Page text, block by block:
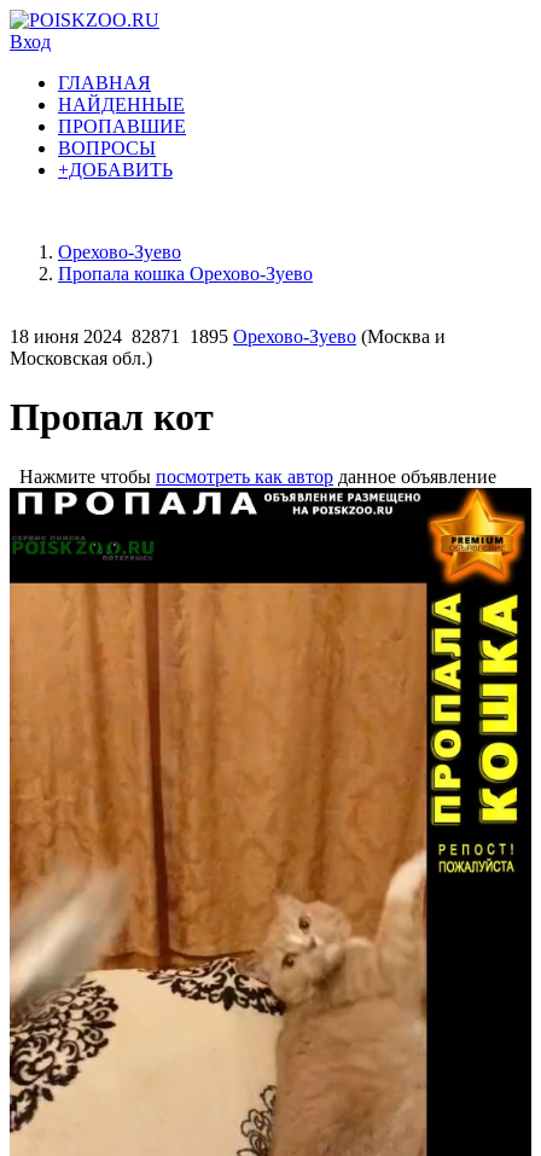
Вход
ГЛАВНАЯ
НАЙДЕННЫЕ
ПРОПАВШИЕ
ВОПРОСЫ
+ДОБАВИТЬ
Орехово-Зуево
Пропала кошка Орехово-Зуево
18 июня 2024 82871 1895 Орехово-Зуево (Москва и
Московская обл.)
Пропал кот
Нажмите чтобы посмотреть как автор данное объявление